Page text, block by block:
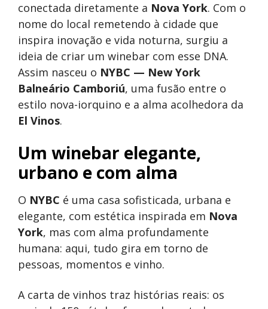
conectada diretamente a Nova York. Com o
nome do local remetendo à cidade que
inspira inovação e vida noturna, surgiu a
ideia de criar um winebar com esse DNA.
Assim nasceu o NYBC — New York
Balneário Camboriú, uma fusão entre o
estilo nova-iorquino e a alma acolhedora da
El Vinos.
Um winebar elegante,
urbano e com alma
O NYBC é uma casa sofisticada, urbana e
elegante, com estética inspirada em Nova
York, mas com alma profundamente
humana: aqui, tudo gira em torno de
pessoas, momentos e vinho.
A carta de vinhos traz histórias reais: os